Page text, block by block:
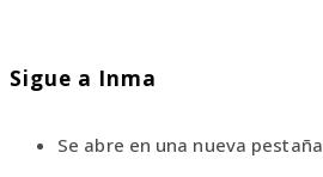
Sigue a Inma
Se abre en una nueva pestaña